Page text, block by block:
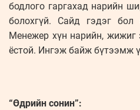
бодлого гаргахад нарийн
болохгүй. Сайд гэдэг
Менежер хүн нарийн, жижиг
ёстой. Ингэж байж бүтээмж
“Өдрийн сонин”: